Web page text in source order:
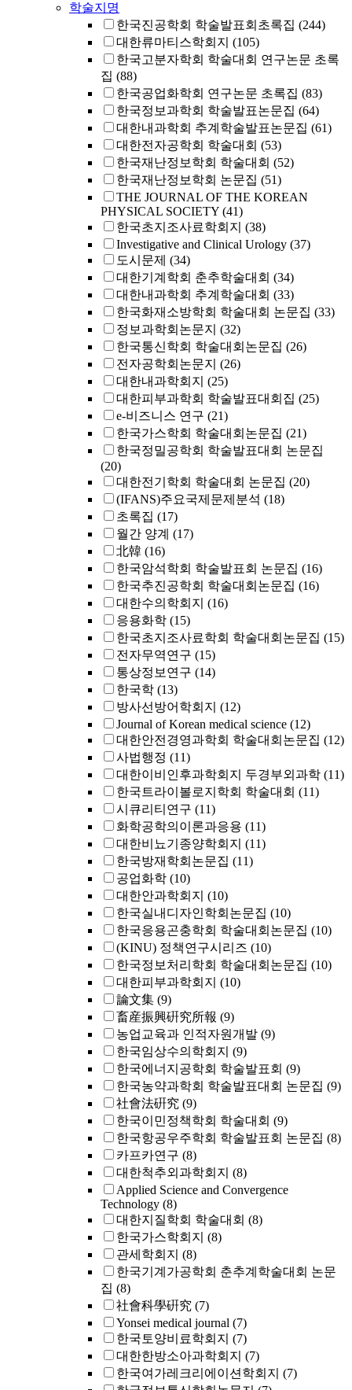
학술지명
한국진공학회 학술발표회초록집 (244)
대한류마티스학회지 (105)
한국고분자학회 학술대회 연구논문 초록
집 (88)
한국공업화학회 연구논문 초록집 (83)
한국정보과학회 학술발표논문집 (64)
대한내과학회 추계학술발표논문집 (61)
대한전자공학회 학술대회 (53)
한국재난정보학회 학술대회 (52)
한국재난정보학회 논문집 (51)
THE JOURNAL OF THE KOREAN
PHYSICAL SOCIETY (41)
한국초지조사료학회지 (38)
Investigative and Clinical Urology (37)
도시문제 (34)
대한기계학회 춘추학술대회 (34)
대한내과학회 추계학술대회 (33)
한국화재소방학회 학술대회 논문집 (33)
정보과학회논문지 (32)
한국통신학회 학술대회논문집 (26)
전자공학회논문지 (26)
대한내과학회지 (25)
대한피부과학회 학술발표대회집 (25)
e-비즈니스 연구 (21)
한국가스학회 학술대회논문집 (21)
한국정밀공학회 학술발표대회 논문집
(20)
대한전기학회 학술대회 논문집 (20)
(IFANS)주요국제문제분석 (18)
초록집 (17)
월간 양계 (17)
北韓 (16)
한국암석학회 학술발표회 논문집 (16)
한국추진공학회 학술대회논문집 (16)
대한수의학회지 (16)
응용화학 (15)
한국초지조사료학회 학술대회논문집 (15)
전자무역연구 (15)
통상정보연구 (14)
한국학 (13)
방사선방어학회지 (12)
Journal of Korean medical science (12)
대한안전경영과학회 학술대회논문집 (12)
사법행정 (11)
대한이비인후과학회지 두경부외과학 (11)
한국트라이볼로지학회 학술대회 (11)
시큐리티연구 (11)
화학공학의이론과응용 (11)
대한비뇨기종양학회지 (11)
한국방재학회논문집 (11)
공업화학 (10)
대한안과학회지 (10)
한국실내디자인학회논문집 (10)
한국응용곤충학회 학술대회논문집 (10)
(KINU) 정책연구시리즈 (10)
한국정보처리학회 학술대회논문집 (10)
대한피부과학회지 (10)
論文集 (9)
畜産振興硏究所報 (9)
농업교육과 인적자원개발 (9)
한국임상수의학회지 (9)
한국에너지공학회 학술발표회 (9)
한국농약과학회 학술발표대회 논문집 (9)
社會法硏究 (9)
한국이민정책학회 학술대회 (9)
한국항공우주학회 학술발표회 논문집 (8)
카프카연구 (8)
대한척추외과학회지 (8)
Applied Science and Convergence
Technology (8)
대한지질학회 학술대회 (8)
한국가스학회지 (8)
관세학회지 (8)
한국기계가공학회 춘추계학술대회 논문
집 (8)
社會科學硏究 (7)
Yonsei medical journal (7)
한국토양비료학회지 (7)
대한한방소아과학회지 (7)
한국여가레크리에이션학회지 (7)